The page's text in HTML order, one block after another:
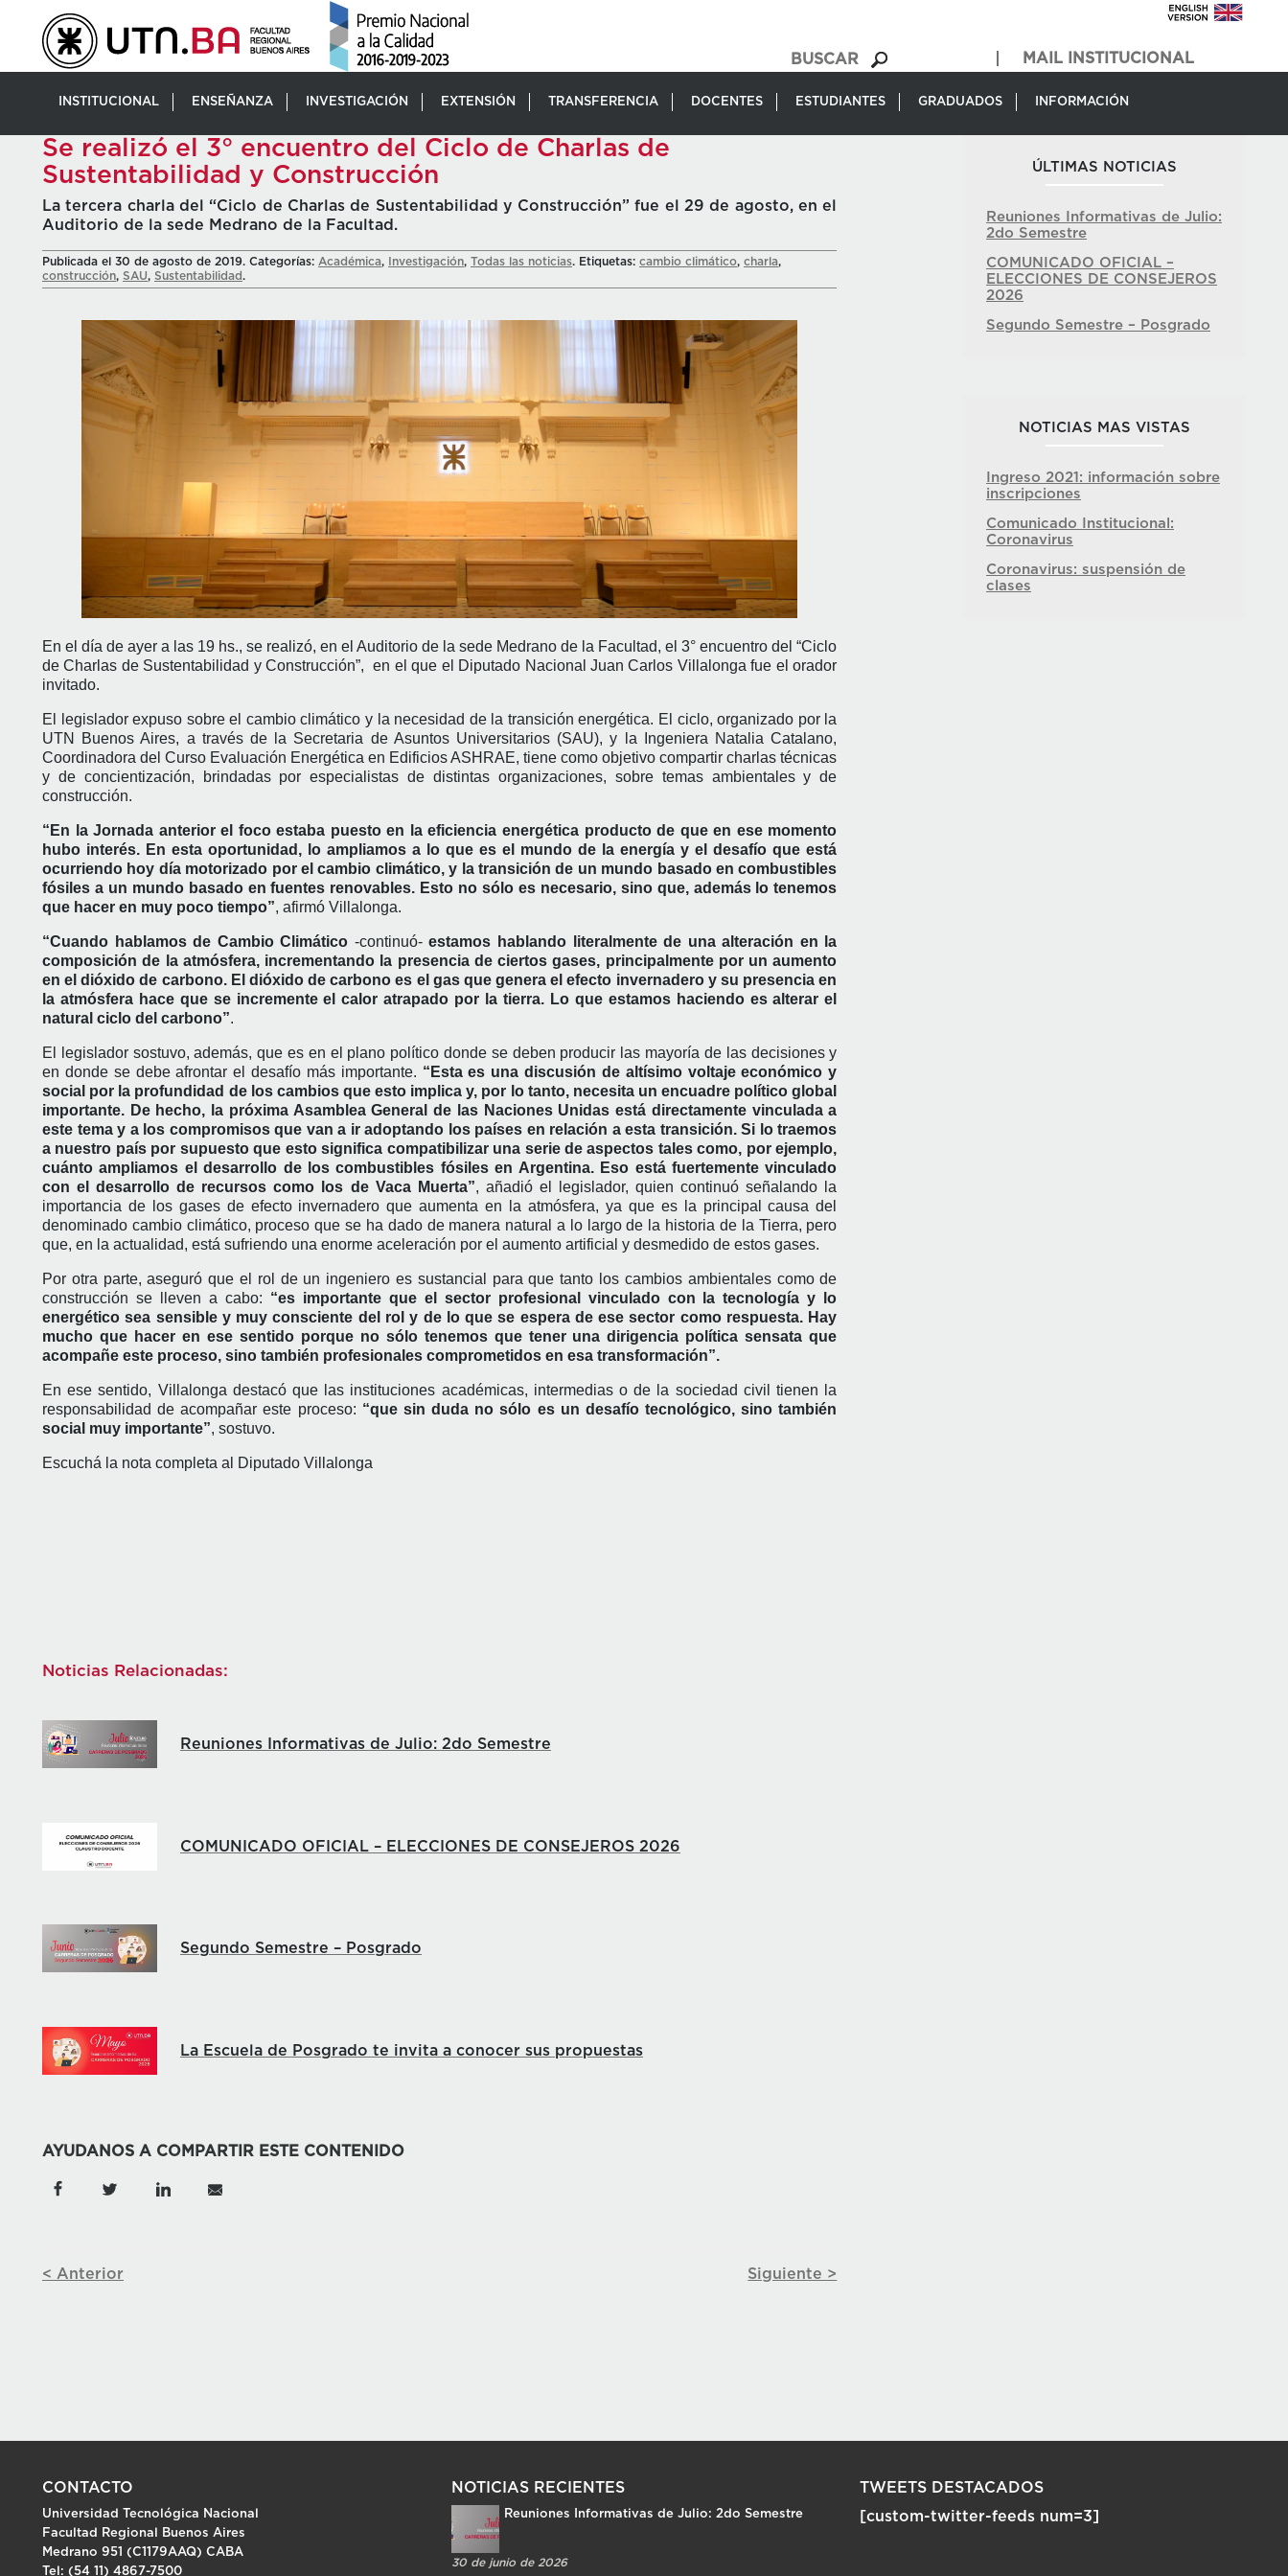
MAIL INSTITUCIONAL
INSTITUCIONAL ENSEÑANZA INVESTIGACIÓN EXTENSIÓN TRANSFERENCIA DOCENTES ESTUDIANTES GRADUADOS INFORMACIÓN
Se realizó el 3° encuentro del Ciclo de Charlas de
Sustentabilidad y Construcción
La tercera charla del “Ciclo de Charlas de Sustentabilidad y Construcción” fue el 29 de agosto, en el
Auditorio de la sede Medrano de la Facultad.
Publicada el 30 de agosto de 2019. Categorías: Académica, Investigación, Todas las noticias. Etiquetas: cambio climático, charla,
construcción, SAU, Sustentabilidad.
En el día de ayer a las 19 hs., se realizó, en el Auditorio de la sede Medrano de la Facultad, el 3° encuentro del “Ciclo
de Charlas de Sustentabilidad y Construcción”, en el que el Diputado Nacional Juan Carlos Villalonga fue el orador
invitado.
El legislador expuso sobre el cambio climático y la necesidad de la transición energética. El ciclo, organizado por la
UTN Buenos Aires, a través de la Secretaria de Asuntos Universitarios (SAU), y la Ingeniera Natalia Catalano,
Coordinadora del Curso Evaluación Energética en Edificios ASHRAE, tiene como objetivo compartir charlas técnicas
y de concientización, brindadas por especialistas de distintas organizaciones, sobre temas ambientales y de
construcción.
“En la Jornada anterior el foco estaba puesto en la eficiencia energética producto de que en ese momento
hubo interés. En esta oportunidad, lo ampliamos a lo que es el mundo de la energía y el desafío que está
ocurriendo hoy día motorizado por el cambio climático, y la transición de un mundo basado en combustibles
fósiles a un mundo basado en fuentes renovables. Esto no sólo es necesario, sino que, además lo tenemos
que hacer en muy poco tiempo”, afirmó Villalonga.
“Cuando hablamos de Cambio Climático -continuó-estamos hablando literalmente de una alteración en la
composición de la atmósfera, incrementando la presencia de ciertos gases, principalmente por un aumento
en el dióxido de carbono. El dióxido de carbono es el gas que genera el efecto invernadero y su presencia en
la atmósfera hace que se incremente el calor atrapado por la tierra. Lo que estamos haciendo es alterar el
natural ciclo del carbono”.
El legislador sostuvo, además, que es en el plano político donde se deben producir las mayoría de las decisiones y
en donde se debe afrontar el desafío más importante. “Esta es una discusión de altísimo voltaje económico y
social por la profundidad de los cambios que esto implica y, por lo tanto, necesita un encuadre político global
importante. De hecho, la próxima Asamblea General de las Naciones Unidas está directamente vinculada a
este tema y a los compromisos que van a ir adoptando los países en relación a esta transición. Si lo traemos
a nuestro país por supuesto que esto significa compatibilizar una serie de aspectos tales como, por ejemplo,
cuánto ampliamos el desarrollo de los combustibles fósiles en Argentina. Eso está fuertemente vinculado
con el desarrollo de recursos como los de Vaca Muerta”, añadió el legislador, quien continuó señalando la
importancia de los gases de efecto invernadero que aumenta en la atmósfera, ya que es la principal causa del
denominado cambio climático, proceso que se ha dado de manera natural a lo largo de la historia de la Tierra, pero
que, en la actualidad, está sufriendo una enorme aceleración por el aumento artificial y desmedido de estos gases.
Por otra parte, aseguró que el rol de un ingeniero es sustancial para que tanto los cambios ambientales como de
construcción se lleven a cabo: “es importante que el sector profesional vinculado con la tecnología y lo
energético sea sensible y muy consciente del rol y de lo que se espera de ese sector como respuesta. Hay
mucho que hacer en ese sentido porque no sólo tenemos que tener una dirigencia política sensata que
acompañe este proceso, sino también profesionales comprometidos en esa transformación”.
En ese sentido, Villalonga destacó que las instituciones académicas, intermedias o de la sociedad civil tienen la
responsabilidad de acompañar este proceso: “que sin duda no sólo es un desafío tecnológico, sino también
social muy importante”, sostuvo.
Escuchá la nota completa al Diputado Villalonga
Noticias Relacionadas:
Reuniones Informativas de Julio: 2do Semestre
COMUNICADO OFICIAL – ELECCIONES DE CONSEJEROS 2026
Segundo Semestre – Posgrado
La Escuela de Posgrado te invita a conocer sus propuestas
AYUDANOS A COMPARTIR ESTE CONTENIDO
< Anterior Siguiente >
ÚLTIMAS NOTICIAS
Reuniones Informativas de Julio:
2do Semestre
COMUNICADO OFICIAL –
ELECCIONES DE CONSEJEROS
2026
Segundo Semestre – Posgrado
NOTICIAS MAS VISTAS
Ingreso 2021: información sobre
inscripciones
Comunicado Institucional:
Coronavirus
Coronavirus: suspensión de
clases
CONTACTO
Universidad Tecnológica Nacional
Facultad Regional Buenos Aires
Medrano 951 (C1179AAQ) CABA
Tel: (54 11) 4867-7500
NOTICIAS RECIENTES
Reuniones Informativas de Julio: 2do Semestre
30 de junio de 2026
TWEETS DESTACADOS
[custom-twitter-feeds num=3]